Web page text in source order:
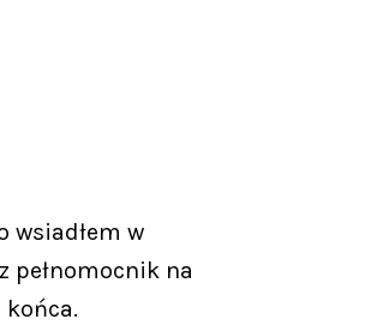
wsiadłem w
pełnomocnik na